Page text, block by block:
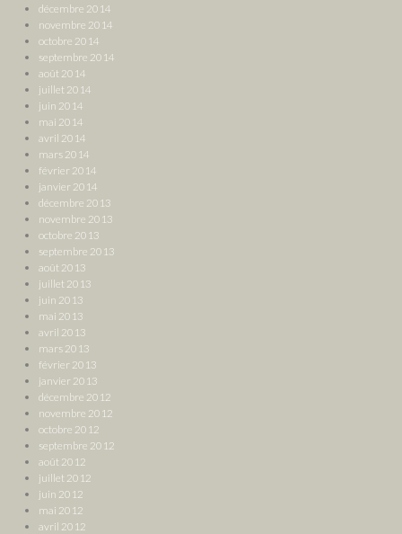
décembre 2014
novembre 2014
octobre 2014
septembre 2014
août 2014
juillet 2014
juin 2014
mai 2014
avril 2014
mars 2014
février 2014
janvier 2014
décembre 2013
novembre 2013
octobre 2013
septembre 2013
août 2013
juillet 2013
juin 2013
mai 2013
avril 2013
mars 2013
février 2013
janvier 2013
décembre 2012
novembre 2012
octobre 2012
septembre 2012
août 2012
juillet 2012
juin 2012
mai 2012
avril 2012